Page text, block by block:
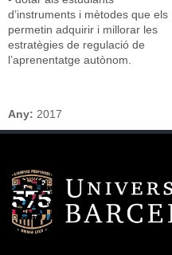
d’instruments i mètodes que els
permetin adquirir i millorar les
estratègies de regulació de
l’aprenentatge autònom.
Any: 2017